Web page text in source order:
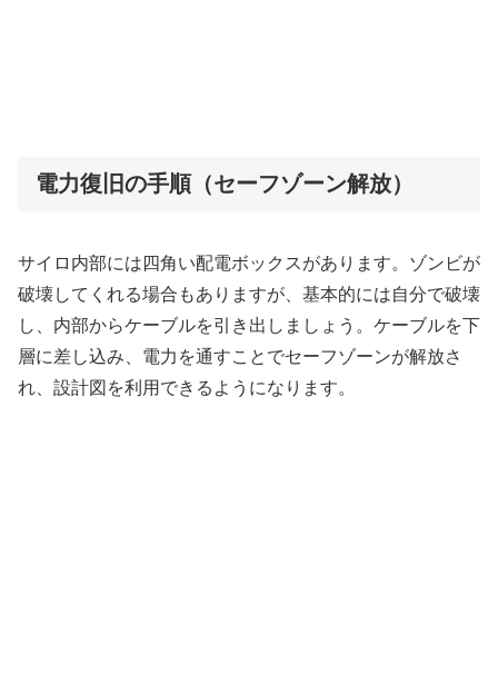
電力復旧の手順（セーフゾーン解放）
サイロ内部には四角い配電ボックスがあります。ゾンビが
破壊してくれる場合もありますが、基本的には自分で破壊
し、内部からケーブルを引き出しましょう。ケーブルを下
層に差し込み、電力を通すことでセーフゾーンが解放さ
れ、設計図を利用できるようになります。